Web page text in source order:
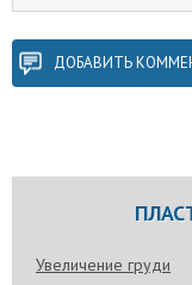
ДОБАВИТЬ
Увеличение груди